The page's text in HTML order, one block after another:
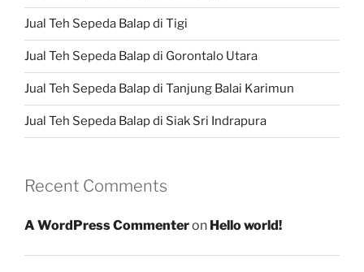
Jual Teh Sepeda Balap di Tigi
Jual Teh Sepeda Balap di Gorontalo Utara
Jual Teh Sepeda Balap di Tanjung Balai Karimun
Jual Teh Sepeda Balap di Siak Sri Indrapura
Recent Comments
A WordPress Commenteron Hello world!